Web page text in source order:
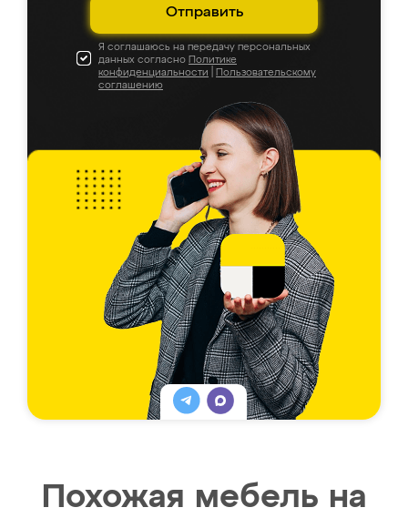
Отправить
Я соглашаюсь на передачу персональных
данных согласно Политике
конфиденциальности
Пользовательскому
соглашению
Похожая мебель на